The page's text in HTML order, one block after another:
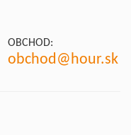
OBCHOD:
obchod@hour.sk